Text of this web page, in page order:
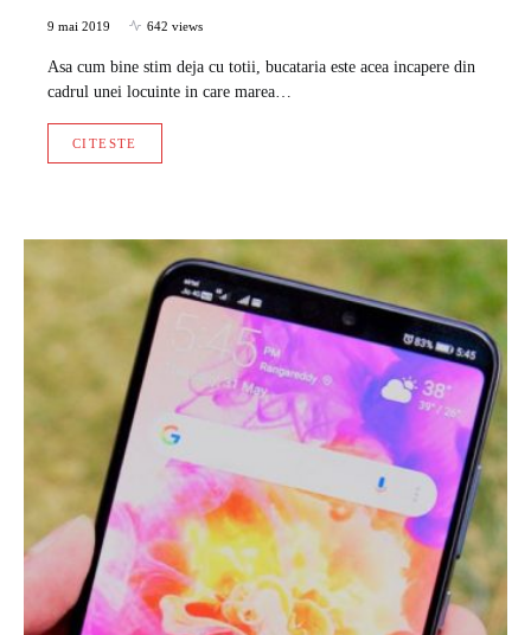
9 mai 2019 642 views
Asa cum bine stim deja cu totii, bucataria este acea incapere din
cadrul unei locuinte in care marea…
CITESTE